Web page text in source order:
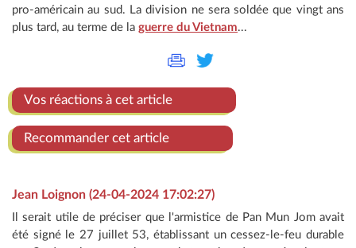
pro-américain au sud. La division ne sera soldée que vingt ans
plus tard, au terme de la guerre du Vietnam...
Vos réactions à cet article
Recommander cet article
Jean Loignon (24-04-2024 17:02:27)
Il serait utile de préciser que l'armistice de Pan Mun Jom avait
été signé le 27 juillet 53, établissant un cessez-le-feu durable